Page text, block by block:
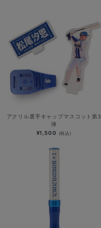
アクリル選手キャップマスコット第3
弾
¥1,500 (税込)